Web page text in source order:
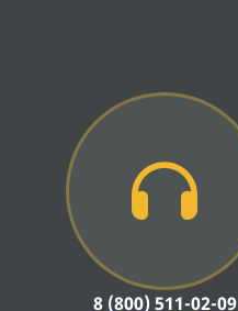
8 (800) 511-02-09